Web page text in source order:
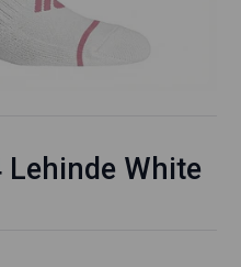
Lehinde White